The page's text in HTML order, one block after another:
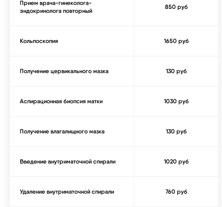
Прием врача-гинеколога-
эндокринолога повторный
850 руб
Кольпоскопия 1650 руб
Получение цервикального мазка 130 руб
Аспирационная биопсия матки 1030 руб
Получение влагалищного мазка 130 руб
Введение внутриматочной спирали 1020 руб
Удаление внутриматочной спирали 760 руб